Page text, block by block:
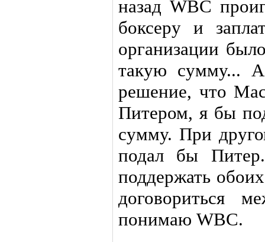
назад WBC
боксеру и
организации
такую сумму...
решение, что
Питером, я бы
сумму. При
подал бы
поддержать
договориться
понимаю WBC.